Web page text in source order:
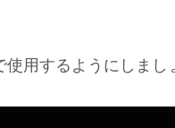
用するようにしまし